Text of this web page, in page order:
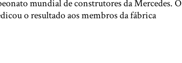
mundial de construtores da Mercedes. O
o resultado aos membros da fábrica